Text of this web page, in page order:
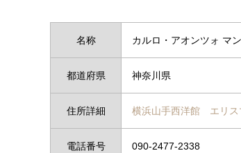
名称 カルロ・アオンツォ マ
都道府県 神奈川県
住所詳細 横浜山手西洋館 エリス
電話番号 090-2477-2338